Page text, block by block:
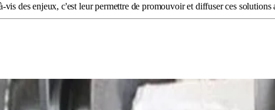
des enjeux, c'est leur permettre de promouvoir et diffuser ces